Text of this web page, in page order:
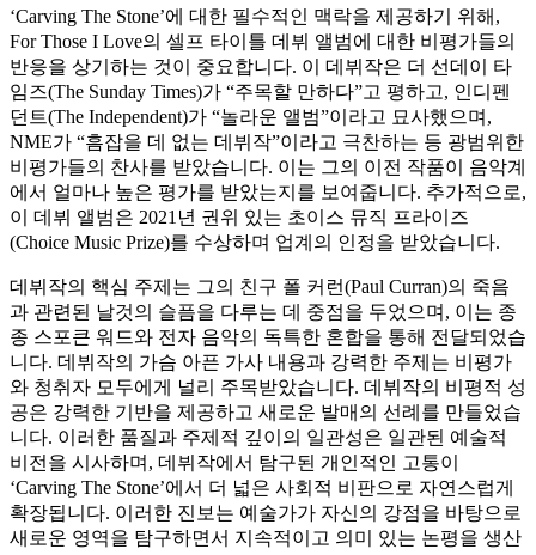
‘Carving The Stone’에 대한 필수적인 맥락을 제공하기 위해,
For Those I Love의 셀프 타이틀 데뷔 앨범에 대한 비평가들의
반응을 상기하는 것이 중요합니다. 이 데뷔작은 더 선데이 타
임즈(The Sunday Times)가 “주목할 만하다”고 평하고, 인디펜
던트(The Independent)가 “놀라운 앨범”이라고 묘사했으며,
NME가 “흠잡을 데 없는 데뷔작”이라고 극찬하는 등 광범위한
비평가들의 찬사를 받았습니다. 이는 그의 이전 작품이 음악계
에서 얼마나 높은 평가를 받았는지를 보여줍니다. 추가적으로,
이 데뷔 앨범은 2021년 권위 있는 초이스 뮤직 프라이즈
(Choice Music Prize)를 수상하며 업계의 인정을 받았습니다.
데뷔작의 핵심 주제는 그의 친구 폴 커런(Paul Curran)의 죽음
과 관련된 날것의 슬픔을 다루는 데 중점을 두었으며, 이는 종
종 스포큰 워드와 전자 음악의 독특한 혼합을 통해 전달되었습
니다. 데뷔작의 가슴 아픈 가사 내용과 강력한 주제는 비평가
와 청취자 모두에게 널리 주목받았습니다. 데뷔작의 비평적 성
공은 강력한 기반을 제공하고 새로운 발매의 선례를 만들었습
니다. 이러한 품질과 주제적 깊이의 일관성은 일관된 예술적
비전을 시사하며, 데뷔작에서 탐구된 개인적인 고통이
‘Carving The Stone’에서 더 넓은 사회적 비판으로 자연스럽게
확장됩니다. 이러한 진보는 예술가가 자신의 강점을 바탕으로
새로운 영역을 탐구하면서 지속적이고 의미 있는 논평을 생산